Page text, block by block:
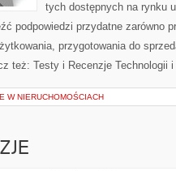
tych dostępnych na rynku
podpowiedzi przydatne zarówno
przygotowania do
też: Testy i Recenzje
W NIERUCHOMOŚCIACH